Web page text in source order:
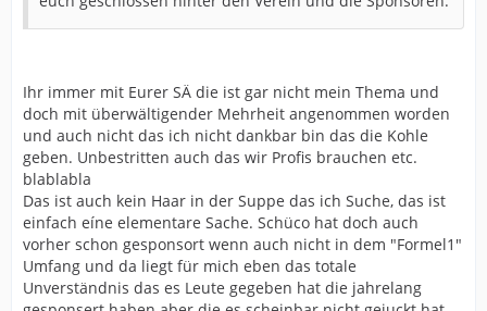
Ihr immer mit Eurer SÄ die ist gar nicht mein Thema und
doch mit überwältigender Mehrheit angenommen worden
und auch nicht das ich nicht dankbar bin das die Kohle
geben. Unbestritten auch das wir Profis brauchen etc.
blablabla
Das ist auch kein Haar in der Suppe das ich Suche, das ist
einfach eíne elementare Sache. Schüco hat doch auch
vorher schon gesponsort wenn auch nicht in dem "Formel1"
Umfang und da liegt für mich eben das totale
Unverständnis das es Leute gegeben hat die jahrelang